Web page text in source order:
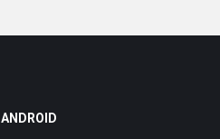
ANDROID